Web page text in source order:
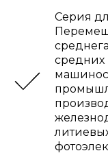
Серия
средних